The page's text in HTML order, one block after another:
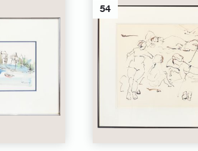
54